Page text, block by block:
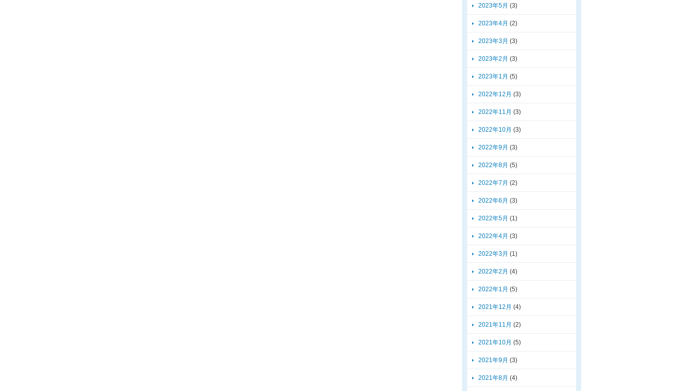
2023年5月 (3)
2023年4月 (2)
2023年3月 (3)
2023年2月 (3)
2023年1月 (5)
2022年12月 (3)
2022年11月 (3)
2022年10月 (3)
2022年9月 (3)
2022年8月 (5)
2022年7月 (2)
2022年6月 (3)
2022年5月 (1)
2022年4月 (3)
2022年3月 (1)
2022年2月 (4)
2022年1月 (5)
2021年12月 (4)
2021年11月 (2)
2021年10月 (5)
2021年9月 (3)
2021年8月 (4)